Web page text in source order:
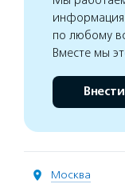
информация
по любому
Вместе мы
Москва